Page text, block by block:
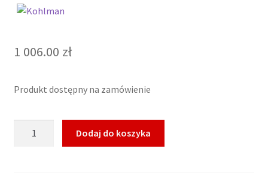
1 006.00 zł
Produkt dostępny na zamówienie
Dodaj do koszyka